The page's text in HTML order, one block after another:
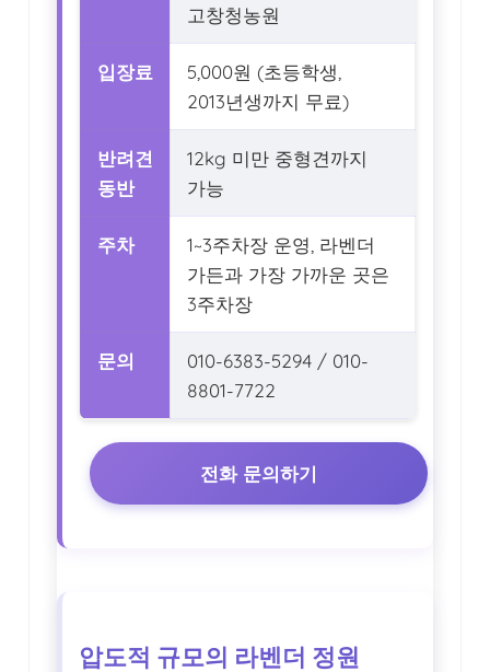
고창청농원
입장료
5,000원 (초등학생,
2013년생까지 무료)
반려견
동반
12kg 미만 중형견까지
가능
주차
1~3주차장 운영, 라벤더
가든과 가장 가까운 곳은
3주차장
문의
010-6383-5294 / 010-
8801-7722
전화 문의하기
압도적 규모의 라벤더 정원